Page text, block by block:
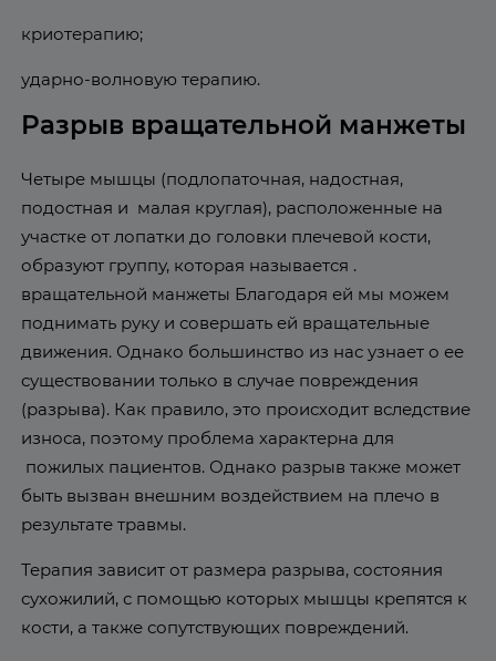
криотерапию;
ударно-волновую терапию.
Разрыв вращательной манжеты
Четыре мышцы (подлопаточная, надостная,
подостная и малая круглая), расположенные на
участке от лопатки до головки плечевой кости,
образуют группу, которая называется .
вращательной манжеты Благодаря ей мы можем
поднимать руку и совершать ей вращательные
движения. Однако большинство из нас узнает о ее
существовании только в случае повреждения
(разрыва). Как правило, это происходит вследствие
износа, поэтому проблема характерна для
пожилых пациентов. Однако разрыв также может
быть вызван внешним воздействием на плечо в
результате травмы.
Терапия зависит от размера разрыва, состояния
сухожилий, с помощью которых мышцы крепятся к
кости, а также сопутствующих повреждений.